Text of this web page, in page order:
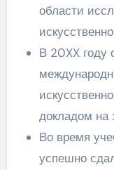
области
В 20XX году
докладом на
Во время
успешно